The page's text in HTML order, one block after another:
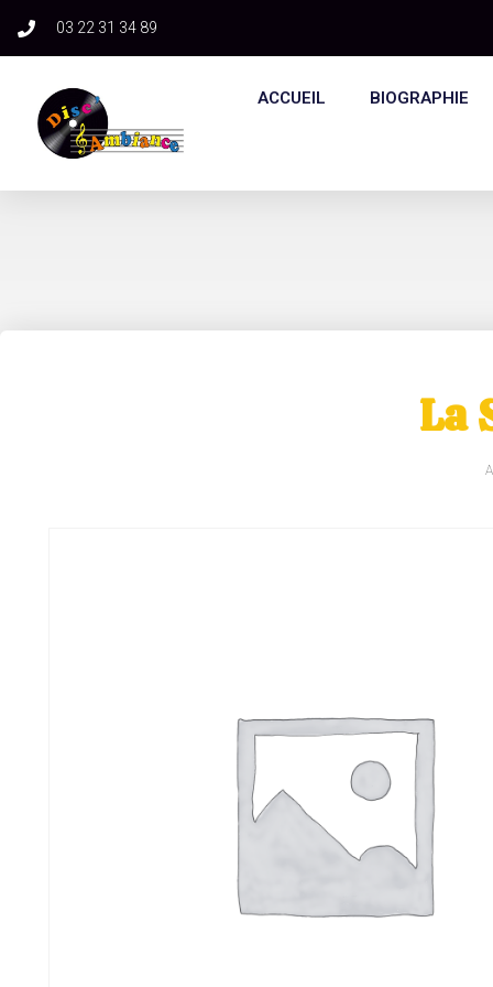
03 22 31 34 89​
ACCUEIL BIOGRAPHIE
La